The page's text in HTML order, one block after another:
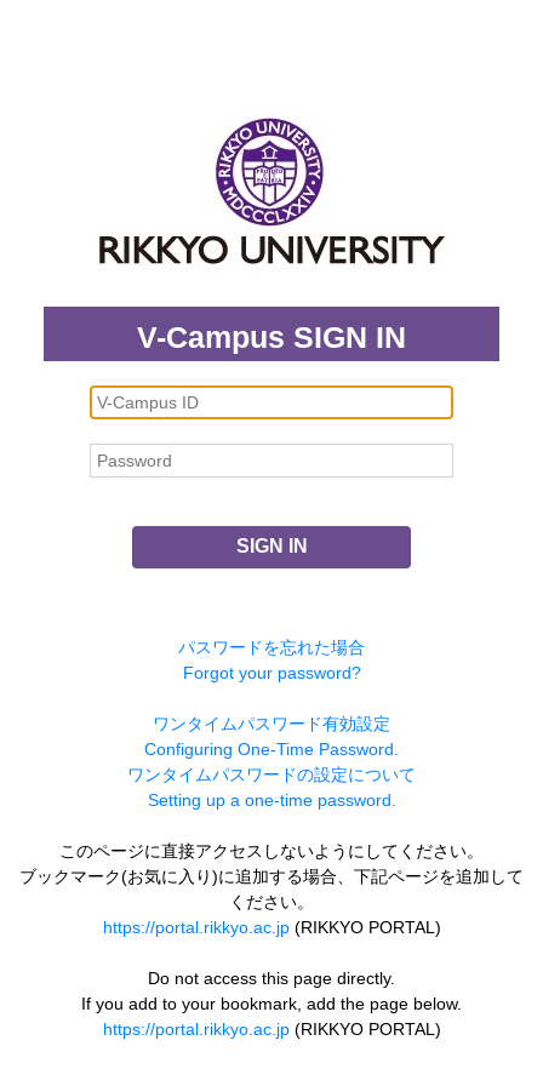
V-Campus SIGN IN
SIGN IN
パスワードを忘れた場合
Forgot your password?
ワンタイムパスワード有効設定
Configuring One-Time Password.
ワンタイムパスワードの設定について
Setting up a one-time password.
このページに直接アクセスしないようにしてください。
ブックマーク(お気に入り)に追加する場合、下記ページを追加して
ください。
https://portal.rikkyo.ac.jp(RIKKYO PORTAL)
Do not access this page directly.
If you add to your bookmark, add the page below.
https://portal.rikkyo.ac.jp(RIKKYO PORTAL)